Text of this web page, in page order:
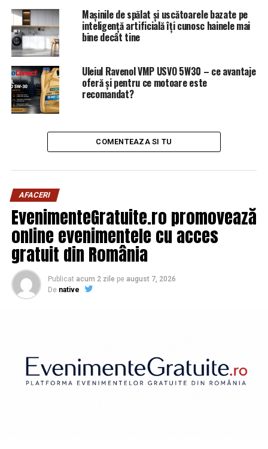
Vine urgia peste România! De când revine vremea rea!
Alertă de viscol! / Comisarul de Prahova – Comisarul de
Prahova
NU RATATI
Efectele devastatoare ale Brexit! Cutremur pentru
economia din Marea Britanie. Cea mai mare lovitură
financiară din istorie / Comisarul de Prahova
Mașinile de spălat și uscătoarele bazate pe
inteligență artificială îți cunosc hainele mai
bine decât tine
Uleiul Ravenol VMP USVO 5W30 – ce avantaje
oferă și pentru ce motoare este
recomandat?
COMENTEAZA SI TU
AFACERI
EvenimenteGratuite.ro promovează
online evenimentele cu acces
gratuit din România
Publicat acum 2 zile pe august 7, 2026
De native